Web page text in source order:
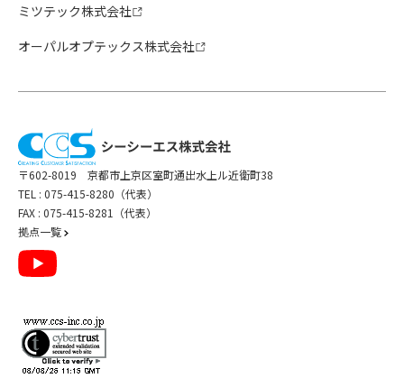
ミツテック株式会社
オーパルオプテックス株式会社
〒602-8019 京都市上京区室町通出水上ル近衛町38
TEL : 075-415-8280（代表）
FAX : 075-415-8281（代表）
拠点一覧